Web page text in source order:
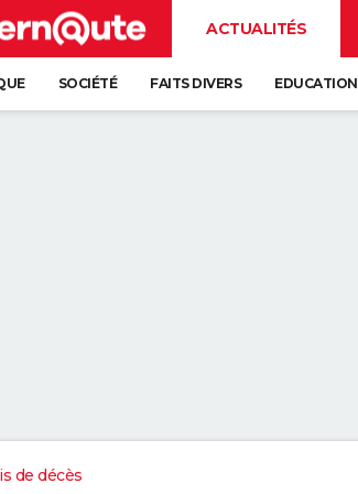
ACTUALITÉS
SOCIÉTÉ FAITS DIVERS EDUCATION
de décès